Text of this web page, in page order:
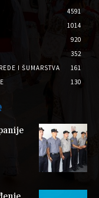
4591
1014
920
352
I ŠUMARSTVA
161
130